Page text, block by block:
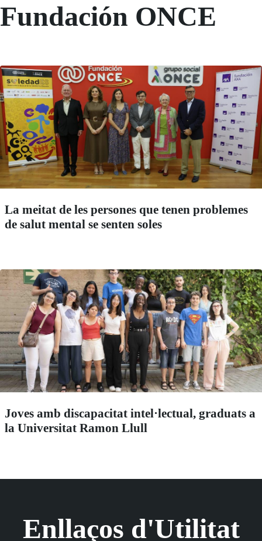
Fundación ONCE
La meitat de les persones que tenen problemes
de salut mental se senten soles
Joves amb discapacitat intel·lectual, graduats a
la Universitat Ramon Llull
Enllaços d'Utilitat